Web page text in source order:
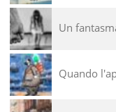
Un
Quando